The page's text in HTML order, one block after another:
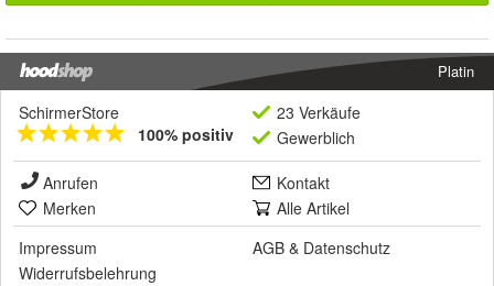
Platin
SchirmerStore
100% positiv
23 Verkäufe
Gewerblich
Anrufen
Kontakt
Merken
Alle Artikel
Impressum
AGB & Datenschutz
Widerrufsbelehrung